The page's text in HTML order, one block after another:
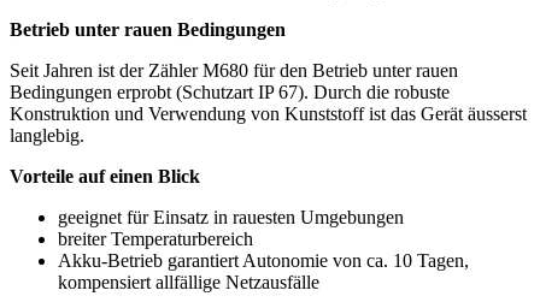
Betrieb unter rauen Bedingungen
Seit Jahren ist der Zähler M680 für den Betrieb unter rauen
Bedingungen erprobt (Schutzart IP 67). Durch die robuste
Konstruktion und Verwendung von Kunststoff ist das Gerät äusserst
langlebig.
Vorteile auf einen Blick
geeignet für Einsatz in rauesten Umgebungen
breiter Temperaturbereich
Akku-Betrieb garantiert Autonomie von ca. 10 Tagen,
kompensiert allfällige Netzausfälle